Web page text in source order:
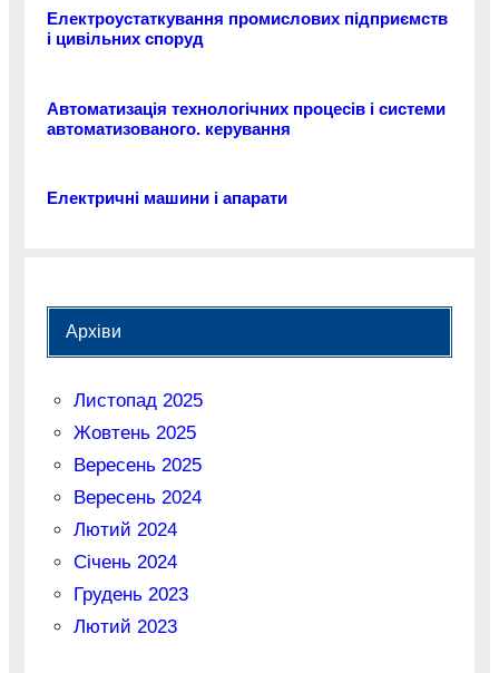
Електроустаткування промислових підприємств
і цивільних споруд
Автоматизація технологічних процесів і системи
автоматизованого. керування
Електричні машини і апарати
Архіви
Листопад 2025
Жовтень 2025
Вересень 2025
Вересень 2024
Лютий 2024
Січень 2024
Грудень 2023
Лютий 2023